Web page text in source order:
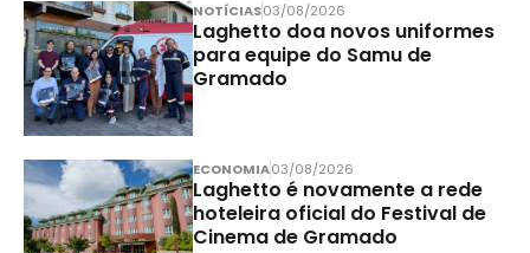
NOTÍCIAS03/08/2026
Laghetto doa novos uniformes
para equipe do Samu de
Gramado
ECONOMIA03/08/2026
Laghetto é novamente a rede
hoteleira oficial do Festival de
Cinema de Gramado